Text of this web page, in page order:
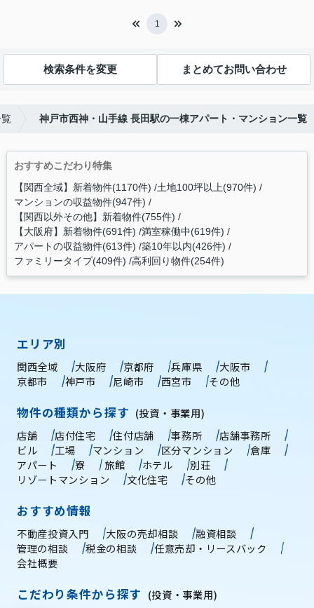
1
検索条件を変更 まとめてお問い合わせ
神戸市西神・山手線 長田駅の一棟アパート・マンション一覧
おすすめこだわり特集
【関西全域】新着物件(1170件) 土地100坪以上(970件)
マンションの収益物件(947件)
【関西以外その他】新着物件(755件)
【大阪府】新着物件(691件) 満室稼働中(619件)
アパートの収益物件(613件) 築10年以内(426件)
ファミリータイプ(409件) 高利回り物件(254件)
エリア別
関西全域 大阪府 京都府 兵庫県
大阪市
京都市
神戸市 尼崎市 西宮市 その他
物件の種類から探す (投資・事業用)
店舗
店付住宅 住付店舗 事務所
店舗事務所
ビル
工場 マンション 区分マンション
倉庫
アパート
寮 旅館 ホテル
別荘
リゾートマンション
文化住宅 その他
おすすめ情報
不動産投資入門 大阪の売却相談
融資相談
管理の相談
税金の相談
任意売却・リースバック
会社概要
こだわり条件から探す (投資・事業用)